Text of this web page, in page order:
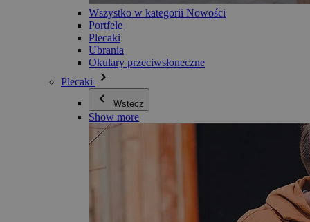
Wszystko w kategorii Nowości
Portfele
Plecaki
Ubrania
Okulary przeciwsłoneczne
Plecaki
Wstecz
Show more